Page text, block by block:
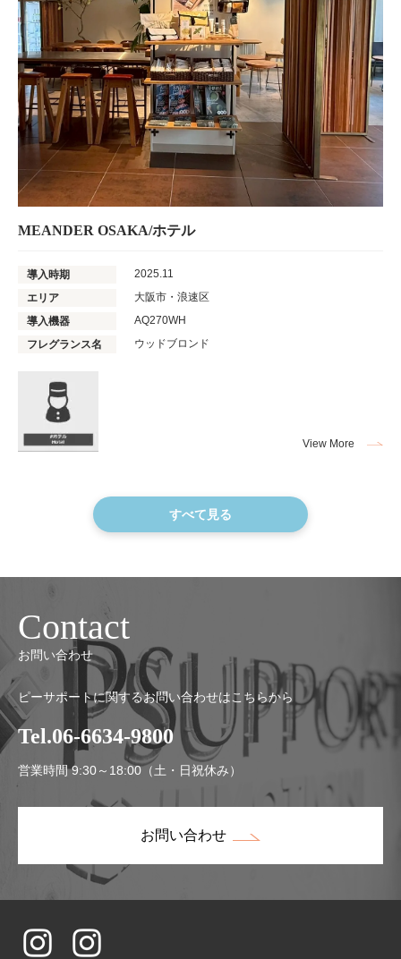
MEANDER OSAKA/ホテル
導入時期
2025.11
エリア
大阪市・浪速区
導入機器
AQ270WH
フレグランス名
ウッドブロンド
View More
すべて見る
Contact
お問い合わせ
ピーサポートに関するお問い合わせはこちらから
Tel.06-6634-9800
営業時間 9:30～18:00（土・日祝休み）
お問い合わせ